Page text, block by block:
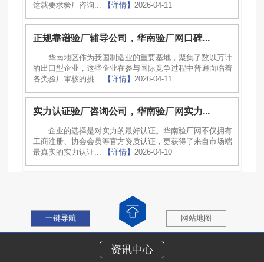
这就要求验厂咨询...
【详情】 2026-04-11
正规靠谱验厂辅导公司，华南验厂网口碑...
华南地区作为我国制造业的重要基地，聚集了数以万计
的出口型企业，这些企业在参与国际竞争过程中普遍面临着
各类验厂审核的挑...
【详情】 2026-04-11
实力认证验厂咨询公司，华南验厂网实力...
企业的选择是对实力的最好认证。华南验厂网不仅拥有
工商注册、协会会员等官方资质认证，更获得了来自市场端
最真实的实力认证...
【详情】 2026-04-10
资讯中心
一键导航 网站地图